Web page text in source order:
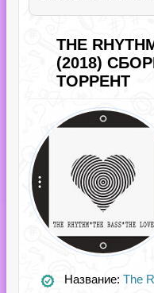
THE
(2018)
ТОРРЕНТ
Название: The